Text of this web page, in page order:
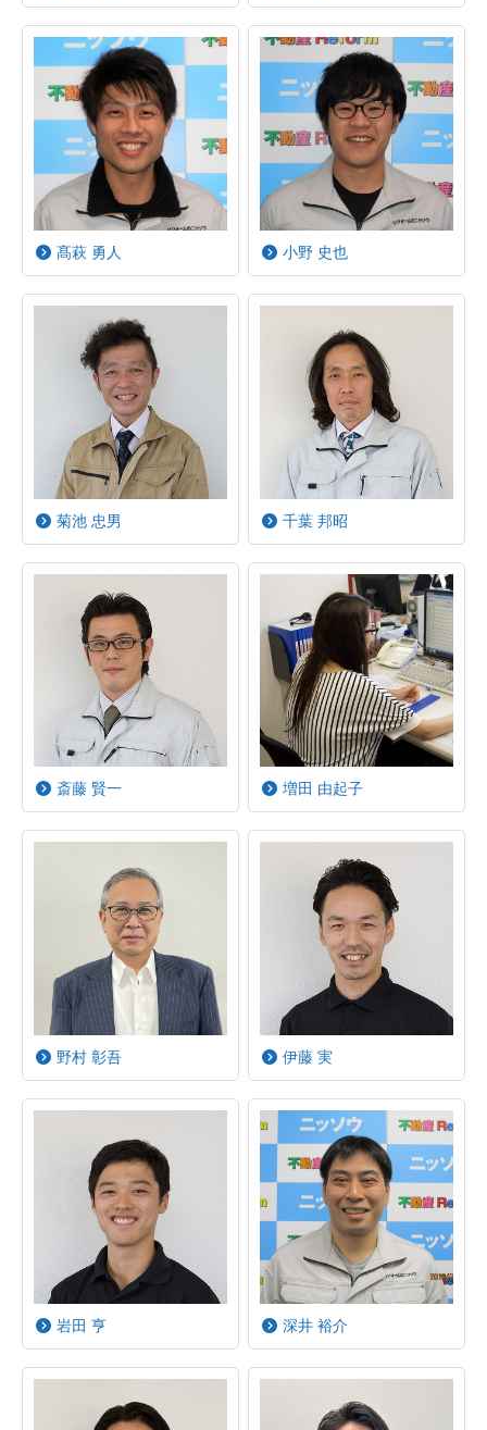
髙萩 勇人 小野 史也
菊池 忠男 千葉 邦昭
斎藤 賢一 増田 由起子
野村 彰吾 伊藤 実
岩田 亨 深井 裕介